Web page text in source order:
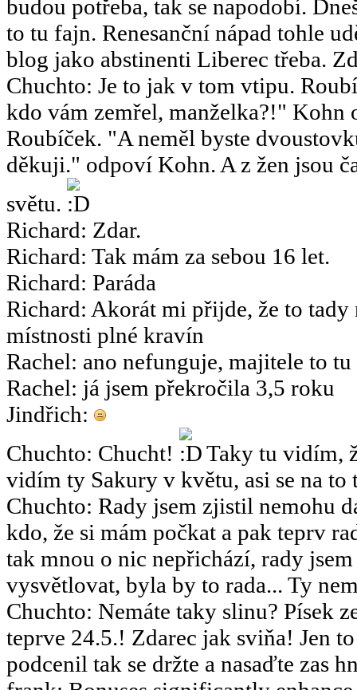
budou potřeba, tak se napodobí.
to tu fajn. Renesanční nápad tohle
blog jako abstinenti Liberec třeba.
Chuchto: Je to jak v tom vtipu.
kdo vám zemřel, manželka?!"
Roubíček. "A neměl byste
děkuji." odpoví Kohn. A z žen jsou
světu.
Richard: Zdar.
Richard: Tak mám za sebou 16 let.
Richard: Paráda
Richard: Akorát mi přijde, že to tady
místnosti plné kravín
Rachel: ano nefunguje, majitele to
Rachel: já jsem překročila 3,5 roku
Jindřich:
Chuchto: Chucht!
Taky tu vidím,
vidím ty Sakury v květu, asi se na to
Chuchto: Rady jsem zjistil nemohu
kdo, že si mám počkat a pak teprv
tak mnou o nic nepřichází, rady
vysvětlovat, byla by to rada... Ty
Chuchto: Nemáte taky slinu? Písek
teprve 24.5.! Zdarec jak sviňa! Jen
podcenil tak se držte a nasaďte zas